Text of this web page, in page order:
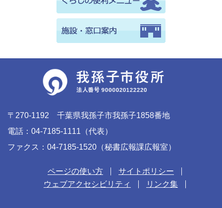
〒270-1192 千葉県我孫子市我孫子1858番地
電話：04-7185-1111（代表）
ファクス：04-7185-1520（秘書広報課広報室）
ページの使い方
サイトポリシー
ウェブアクセシビリティ
リンク集